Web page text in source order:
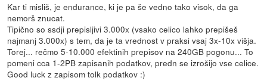
Kar ti misliš, je endurance, ki je pa še vedno tako visok, da ga
nemorš znucat.
Tipično so ssdji prepisljivi 3.000x (vsako celico lahko prepišeš
najmanj 3.000x) s tem, da je ta vrednost v praksi vsaj 3x-10x višja.
Torej... rečmo 5-10.000 efektinih prepisov na 240GB pogonu... To
pomeni cca 1-2PB zapisanih podatkov, predn se izrošijo vse celice.
Good luck z zapisom tolk podatkov :)